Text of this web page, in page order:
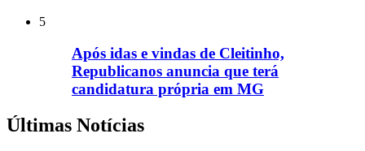
5
Após idas e vindas de Cleitinho,
Republicanos anuncia que terá
candidatura própria em MG
Últimas Notícias